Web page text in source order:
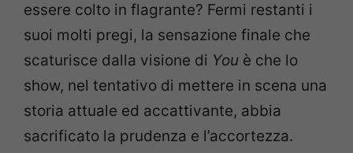
essere colto in flagrante? Fermi restanti i
suoi molti pregi, la sensazione finale che
scaturisce dalla visione di You è che lo
show, nel tentativo di mettere in scena una
storia attuale ed accattivante, abbia
sacrificato la prudenza e l’accortezza.